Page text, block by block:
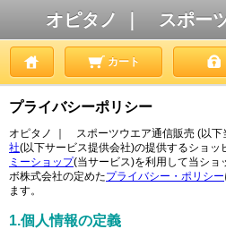
オピタノ ｜ スポー
カート
プライバシーポリシー
オピタノ ｜ スポーツウエア通信販売 (以下
社(以下サービス提供会社)の提供するショ
ミーショップ(当サービス)を利用して当ショ
ボ株式会社の定めたプライバシー・ポリシー
ます。
1.個人情報の定義